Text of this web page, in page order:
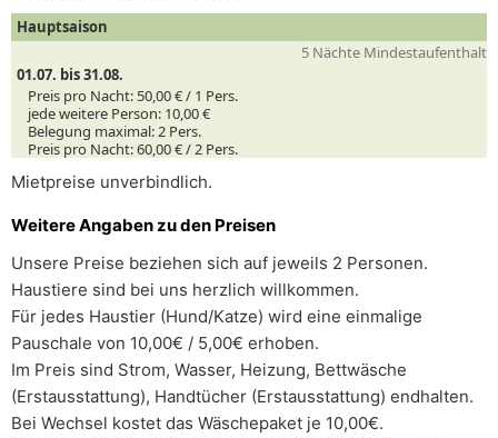
Hauptsaison
5 Nächte Mindestaufenthalt
01.07. bis 31.08.
Preis pro Nacht: 50,00 € / 1 Pers.
jede weitere Person: 10,00 €
Belegung maximal:2 Pers.
Preis pro Nacht:60,00 € /2 Pers.
Mietpreise unverbindlich.
Weitere Angaben zu den Preisen
Unsere Preise beziehen sich auf jeweils 2 Personen.
Haustiere sind bei uns herzlich willkommen.
Für jedes Haustier (Hund/Katze) wird eine einmalige
Pauschale von 10,00€ / 5,00€ erhoben.
Im Preis sind Strom, Wasser, Heizung, Bettwäsche
(Erstausstattung), Handtücher (Erstausstattung) endhalten.
Bei Wechsel kostet das Wäschepaket je 10,00€.